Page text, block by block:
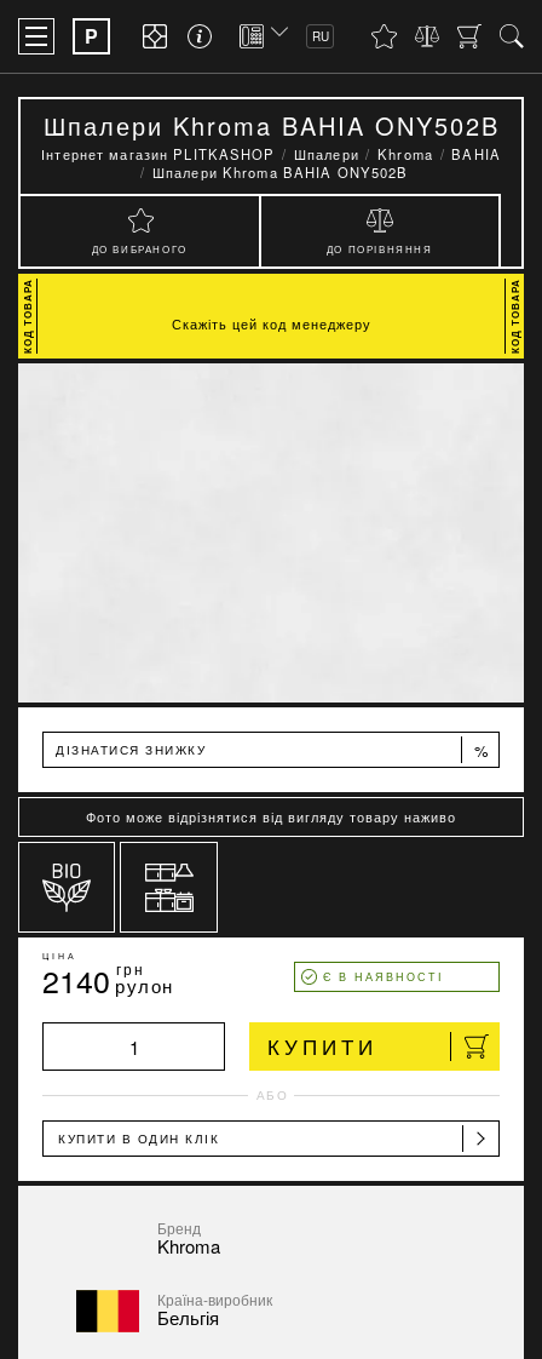
P RU
Шпалери Khroma BAHIA ONY502B
Інтернет магазин PLITKASHOP Шпалери Khroma
BAHIA
Шпалери Khroma BAHIA ONY502B
ДО ВИБРАНОГО ДО ПОРІВНЯННЯ
ДІЗНАТИСЯ ЗНИЖКУ %
Фото може відрізнятися від вигляду товару наживо
ЦІНА
2140 грн
рулон Є В НАЯВНОСТІ
КУПИТИ
АБО
КУПИТИ В ОДИН КЛІК
Бренд
Khroma
Країна-виробник
Бельгія
Скажіть цей код менеджеру